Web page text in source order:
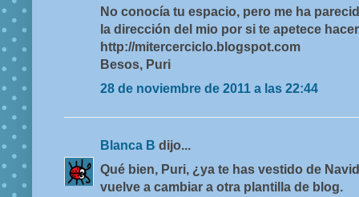
No conocía tu espacio, pero me ha
la dirección del mio por si te apetece
http://mitercerciclo.blogspot.com
Besos, Puri
28 de noviembre de 2011 a las 22:44
Blanca B dijo...
Qué bien, Puri, ¿ya te has vestido de
vuelve a cambiar a otra plantilla de blog.